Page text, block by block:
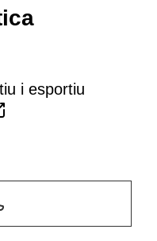
i esportiu